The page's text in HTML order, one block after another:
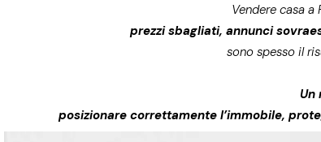
Vendere casa
prezzi sbagliati, annunci
sono spesso il
Un
posizionare correttamente l’immobile,